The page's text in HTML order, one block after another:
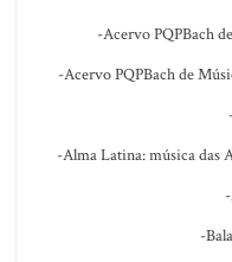
-Acervo PQPBach
-Acervo PQPBach de
-Alma Latina: música das
-